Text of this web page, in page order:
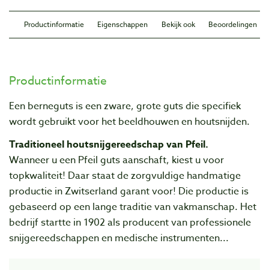
Productinformatie Eigenschappen Bekijk ook Beoordelingen
Productinformatie
Een berneguts is een zware, grote guts die specifiek
wordt gebruikt voor het beeldhouwen en houtsnijden.
Traditioneel houtsnijgereedschap van Pfeil.
Wanneer u een Pfeil guts aanschaft, kiest u voor
topkwaliteit! Daar staat de zorgvuIdige handmatige
productie in Zwitserland garant voor! Die productie is
gebaseerd op een lange traditie van vakmanschap. Het
bedrijf startte in 1902 als producent van professionele
snijgereedschappen en medische instrumenten...